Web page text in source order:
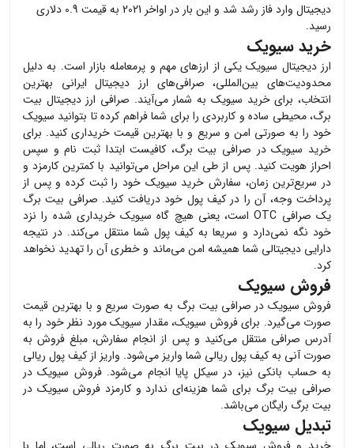
دیجیتال وارد فاز رشد شد و این بار در اواخر 2021 به قیمت 0.9 دلاری
رسید.
خرید سیویک
ارز دیجیتال سیویکیکی از ارزهای مهم و پرمعامله بازار است. به دلیل
محدودیت‌های بین‌المللی، صرافی‌های ارز دیجیتال ایرانی بهترین
انتخاب، برای خرید سیویک به شمار می‌آیند. صرافی ارز دیجیتال بیت
برگ، محیطی ساده و کاربردی را برای شما فراهم کرده تا بتوانید سیویک
خود را به صورتی امن و سریع و با بهترین قیمت خریداری کنید. برای
خرید سیویکدر صرافی بیت برگ، کافیست ابتدا ثبت نام و سپس
احراز هویت کنید. پس از طی این مراحل می‌توانید با کمترین کارمزد و
در سریع‌ترین زمان، سفارش خرید سیویک خود را ثبت کرده و پس از
پرداخت وجه، آن را در کیف پول خود دریافت کنید. صرافی بیت برگ
یک صرافی OTC است، یعنی هیچ گاه
سیویک خریداری شده را نزد
خود نگه نمی‌دارد و سریعا به کیف پول شما منتقل می‌کند. در نتیجه
دارایی دیجیتالی شما همیشه امن می‌ماند و خطری آن را تهدید نخواهد
کرد.
فروش سیویک
فروش سیویکدر صرافی بیت برگ به صورت سریع و با بهترین قیمت
صورت می‌گیرد. برای فروش سیویک، مقدار سیویکمورد نظر خود را به
آدرس صرافی منتقل می‌کنید و پس از انجام سفارش، مبلغ فروش به
صورت آنی به کیف پول ریالی شما واریز می‌شود. واریز از کیف پول ریالی
به حساب بانکی نیز، در سیکل پایا انجام می‌شود. فروش سیویکدر
صرافی بیت برگ برای شما هزینه‌ای ندارد و کارمزد فروش سیویک در
بیت برگ رایگان می‌باشد.
تبدیل سیویک